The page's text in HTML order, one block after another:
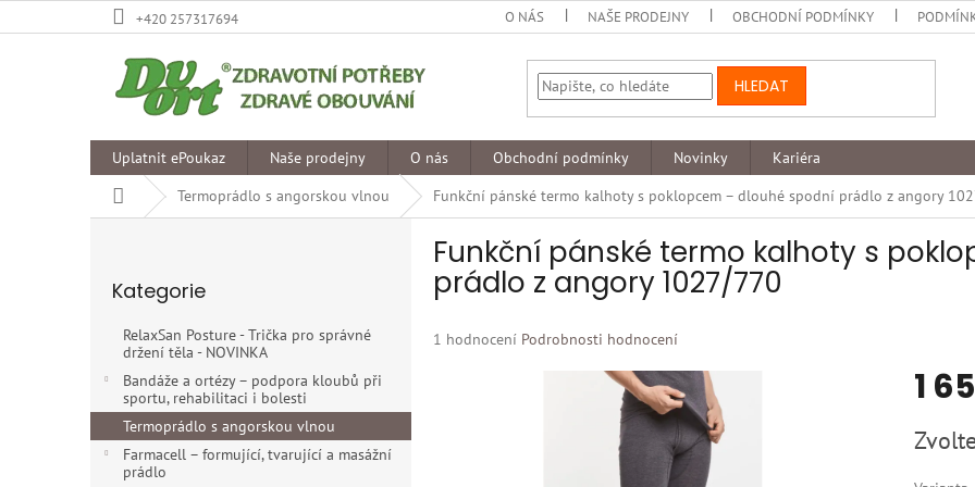
na
+420 257317694 O NÁS NAŠE PRODEJNY OBCHODNÍ PODMÍNKY
HLEDAT
Uplatnit ePoukaz Naše prodejny O nás Obchodní podmínky Novinky
Kariéra
Domů Termoprádlo s angorskou vlnou Funkční pánské termo kalhoty s poklopcem – dlouhé spodní prádlo z angory
í
p
kategorie
Kategorie
RelaxSan Posture - Trička pro správné
držení těla - NOVINKA
Bandáže a ortézy – podpora kloubů při
sportu, rehabilitaci i bolesti
Termoprádlo s angorskou vlnou
Farmacell – formující, tvarující a masážní
prádlo
Funkční pánské termo kalhoty s
prádlo z angory 1027/770
Průměrné
1 hodnocení Podrobnosti hodnocení
1
cena: